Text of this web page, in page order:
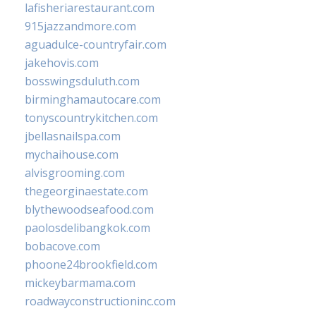
lafisheriarestaurant.com
915jazzandmore.com
aguadulce-countryfair.com
jakehovis.com
bosswingsduluth.com
birminghamautocare.com
tonyscountrykitchen.com
jbellasnailspa.com
mychaihouse.com
alvisgrooming.com
thegeorginaestate.com
blythewoodseafood.com
paolosdelibangkok.com
bobacove.com
phoone24brookfield.com
mickeybarmama.com
roadwayconstructioninc.com